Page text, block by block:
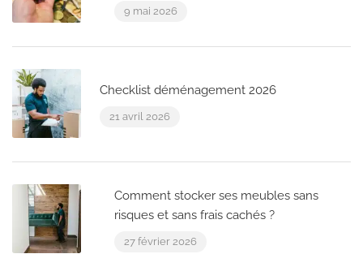
9 mai 2026
Checklist déménagement 2026
21 avril 2026
Comment stocker ses meubles sans
risques et sans frais cachés ?
27 février 2026